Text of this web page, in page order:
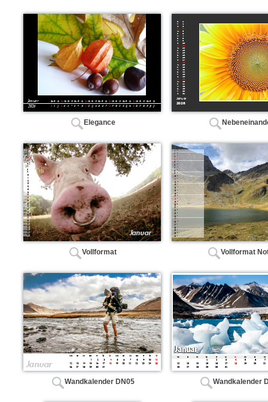
Elegance
Vollformat Vollformat
Wandkalender DN05 Wandkalender